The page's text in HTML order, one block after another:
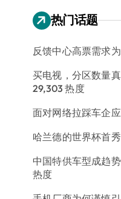
热门话题
反馈中心高票需求
买电视，分区数量
29,303 热度
面对网络拉踩车企
哈兰德的世界杯首
中国特供车型成趋
热度